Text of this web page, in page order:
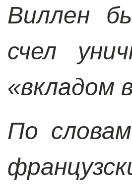
Виллен
счел
«вкладом
По